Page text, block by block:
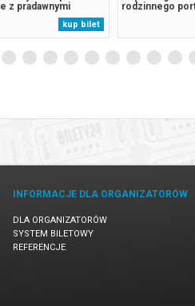
z pradawnymi
spod kontroli, gdy
Humdinger,
kup bilet
rodzinnego
biwak we
kąpieli,
wesoły
INFORMACJE DLA ORGANIZATORÓW
DLA ORGANIZATORÓW
SYSTEM BILETOWY
REFERENCJE